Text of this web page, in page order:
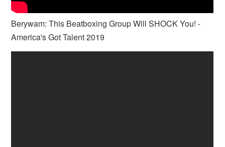
Berywam: This Beatboxing Group Will SHOCK You! -
America's Got Talent 2019